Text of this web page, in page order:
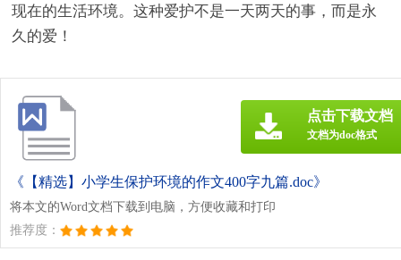
现在的生活环境。这种爱护不是一天两天的事，而是永
久的爱！
《【精选】小学生保护环境的作文400字九篇.doc》
将本文的Word文档下载到电脑，方便收藏和打印
推荐度：
点击下载文档
文档为doc格式